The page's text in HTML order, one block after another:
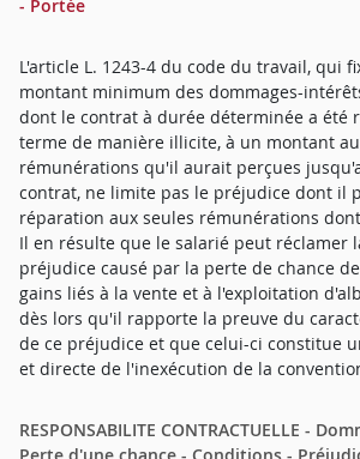
- Portée
L'article L. 1243-4 du code du travail, qui
montant minimum des dommages-
dont le contrat à durée déterminée a été
terme de manière illicite, à un montant
rémunérations qu'il aurait perçues
contrat, ne limite pas le préjudice dont il
réparation aux seules rémunérations
Il en résulte que le salarié peut réclamer
préjudice causé par la perte de chance
gains liés à la vente et à l'exploitation
dès lors qu'il rapporte la preuve du
de ce préjudice et que celui-ci constitue
et directe de l'inexécution de la
RESPONSABILITE CONTRACTUELLE -